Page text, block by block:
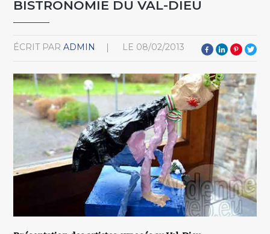
BISTRONOMIE DU VAL-DIEU
ÉCRIT PAR ADMIN LE 08/02/2013